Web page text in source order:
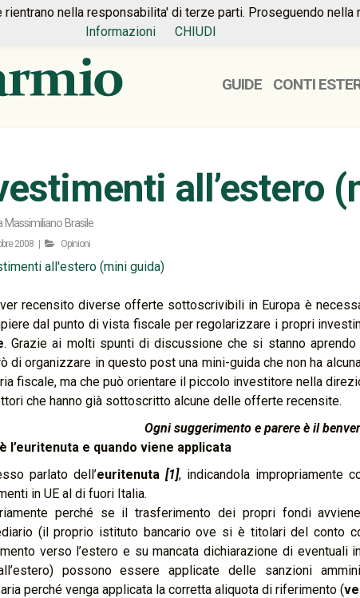
GUIDE CONTI
all’estero
Massimiliano Brasile
2008 | Opinioni
recensito diverse offerte sottoscrivibili in Europa è
dal punto di vista fiscale per regolarizzare i propri
. Grazie ai molti spunti di discussione che si stanno
di organizzare in questo post una mini-guida che non ha
fiscale, ma che può orientare il piccolo investitore nella
che hanno già sottoscritto alcune delle offerte recensite.
Ogni suggerimento e parere è il
l’euritenuta e quando viene applicata
parlato dell’euritenuta [1], indicandola impropriamente
in UE al di fuori Italia.
perché se il trasferimento dei propri fondi
(il proprio istituto bancario ove si è titolari del conto
verso l’estero e su mancata dichiarazione di eventuali
possono essere applicate delle sanzioni
perché venga applicata la corretta aliquota di riferimento (
nella responsabilita' di terze parti. Proseguendo
Informazioni
CHIUDI